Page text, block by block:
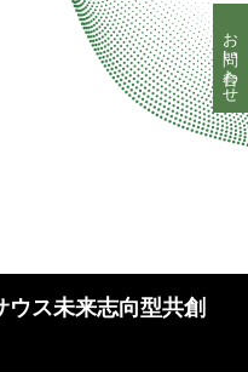
ス未来志向型共創
お問い合わせ